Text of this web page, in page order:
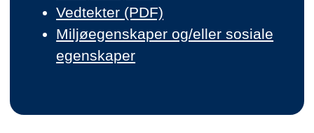
Vedtekter (PDF)
Miljøegenskaper og/eller sosiale
egenskaper